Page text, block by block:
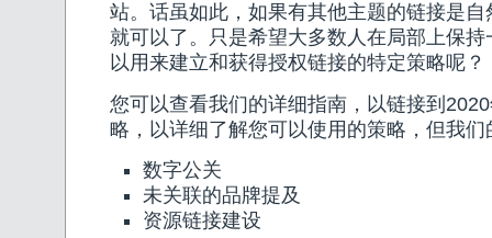
站。话虽如此，如果有其他主题的链接是
就可以了。只是希望大多数人在局部上保
以用来建立和获得授权链接的特定策略呢？
您可以查看我们的详细指南，以链接到
略，以详细了解您可以使用的策略，但我们
数字公关
未关联的品牌提及
资源链接建设